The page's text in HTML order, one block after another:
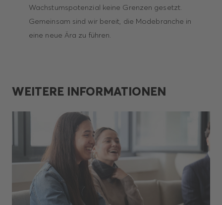
Wachstumspotenzial keine Grenzen gesetzt.
Gemeinsam sind wir bereit, die Modebranche in
eine neue Ära zu führen.
WEITERE INFORMATIONEN